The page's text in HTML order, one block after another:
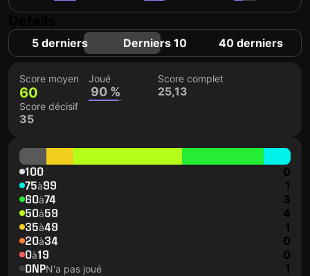
5 derniers Derniers 10 40 derniers
Score moyen
60
Joué
90 %
Score complet
25,13
Score décisif
35
100 0
75à99 1
60à74 3
50à59 4
35à49 1
20à34 0
0à19 0
DNPN'a pas joué 1